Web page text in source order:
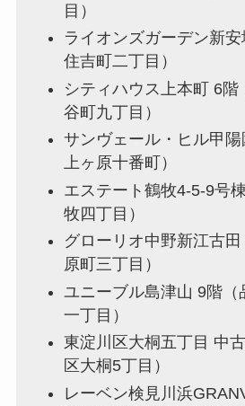
目）
ライオンズガーデン新
住吉町二丁目）
シティハウス上本町 6階
谷町九丁目）
サンヴェール・ヒル甲
上ヶ原十番町）
エステート鶴牧4-5-9号
牧四丁目）
グローリオ中野新江古
原町三丁目）
ユニーブル島津山 9階（
一丁目）
東淀川区大桐五丁目 中
区大桐5丁目）
レーベン検見川浜